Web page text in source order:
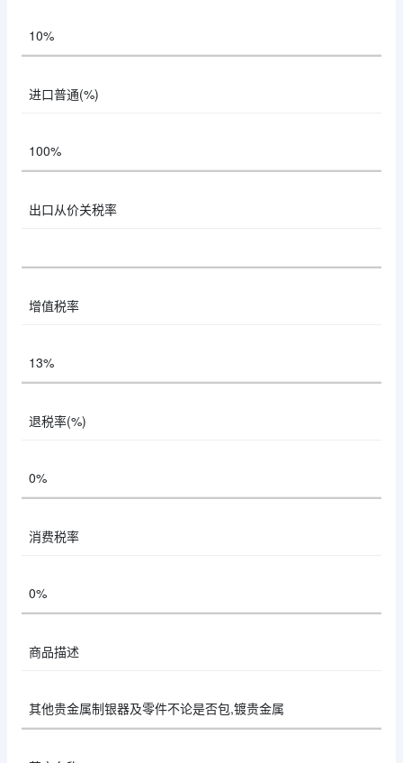
10%
进口普通(%)
100%
出口从价关税率
增值税率
13%
退税率(%)
0%
消费税率
0%
商品描述
其他贵金属制银器及零件不论是否包,镀贵金属